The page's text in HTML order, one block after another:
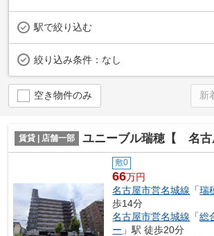
駅で絞り込む
絞り込み条件： なし
空き物件のみ
賃貸 | 店舗一部 ユニーブル瑞穂【 名古屋の貸事務所
敷0
66万円
名古屋市営名城線 「瑞
歩14分
名古屋市営名城線 「総
ー 」駅 徒歩20分